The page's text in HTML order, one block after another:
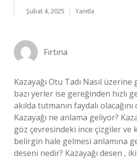
Şubat 4, 2025 Yanıtla
Fırtına
Kazayağı Otu Tadı Nasıl
bazı yerler ise gereğinden hızlı
akılda tutmanın faydalı
Kazayağı ne anlama geliyor?
göz çevresindeki ince çizgiler ve
belirgin hale gelmesi anlamına
deseni nedir? Kazayağı desen ,